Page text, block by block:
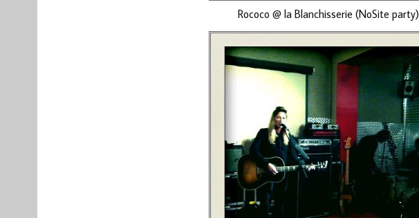
Rococo @ la Blanchisserie (NoSite party)